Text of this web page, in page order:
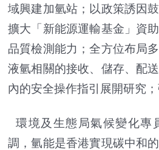
域興建加氫站；以政策誘因
擴大「新能源運輸基金」資
品質檢測能力；全方位布局
液氫相關的接收、儲存、配
內的安全操作指引展開研究；
環境及生態局氣候變化專
調，氫能是香港實現碳中和